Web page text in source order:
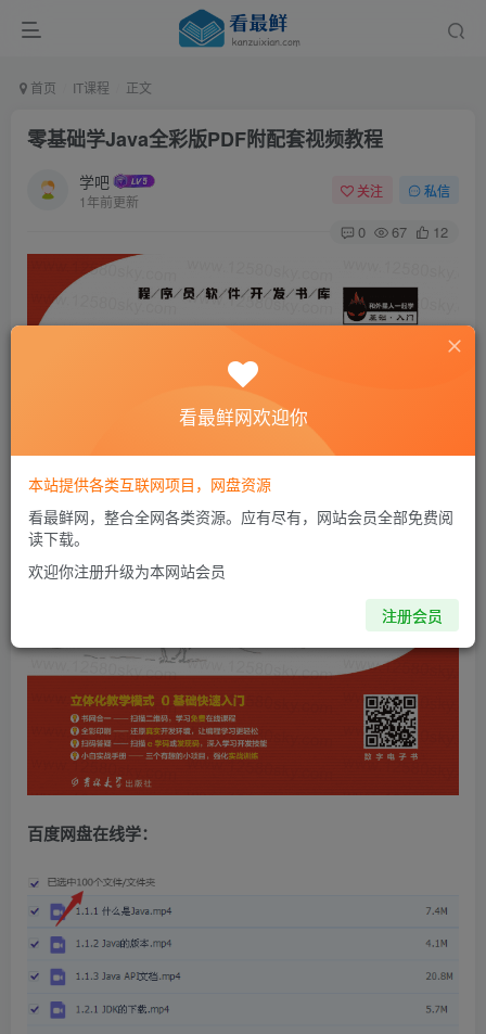
首页 IT课程 正文
零基础学Java全彩版PDF附配套视频教程
学吧
1年前更新
关注 私信
0 67 12
百度网盘在线学：
看最鲜网欢迎你
本站提供各类互联网项目，网盘资源
看最鲜网，整合全网各类资源。应有尽有，网站会员全部免费阅
读下载。
欢迎你注册升级为本网站会员
注册会员